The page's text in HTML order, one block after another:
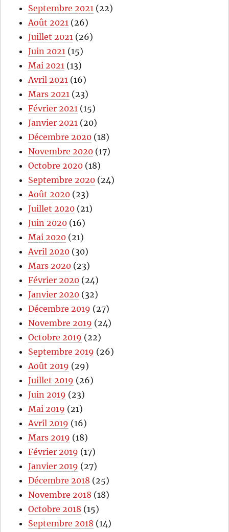
Septembre 2021 (22)
Août 2021 (26)
Juillet 2021 (26)
Juin 2021 (15)
Mai 2021 (13)
Avril 2021 (16)
Mars 2021 (23)
Février 2021 (15)
Janvier 2021 (20)
Décembre 2020 (18)
Novembre 2020 (17)
Octobre 2020 (18)
Septembre 2020 (24)
Août 2020 (23)
Juillet 2020 (21)
Juin 2020 (16)
Mai 2020 (21)
Avril 2020 (30)
Mars 2020 (23)
Février 2020 (24)
Janvier 2020 (32)
Décembre 2019 (27)
Novembre 2019 (24)
Octobre 2019 (22)
Septembre 2019 (26)
Août 2019 (29)
Juillet 2019 (26)
Juin 2019 (23)
Mai 2019 (21)
Avril 2019 (16)
Mars 2019 (18)
Février 2019 (17)
Janvier 2019 (27)
Décembre 2018 (25)
Novembre 2018 (18)
Octobre 2018 (15)
Septembre 2018 (14)